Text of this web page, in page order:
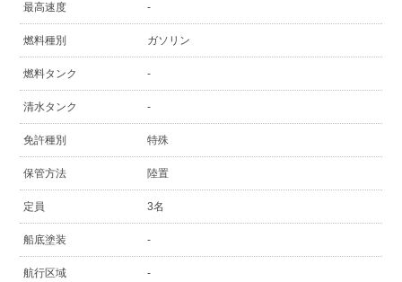
最高速度 -
燃料種別 ガソリン
燃料タンク -
清水タンク -
免許種別 特殊
保管方法 陸置
定員 3名
船底塗装 -
航行区域 -